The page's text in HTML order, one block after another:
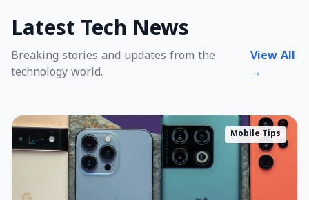
Latest Tech News
Breaking stories and updates from the
technology world.
View All
→
Mobile Tips